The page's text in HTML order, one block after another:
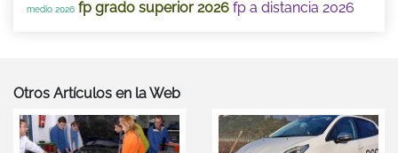
medio 2026 fp grado superior 2026 fp a distancia 2026
Otros Artículos en la Web